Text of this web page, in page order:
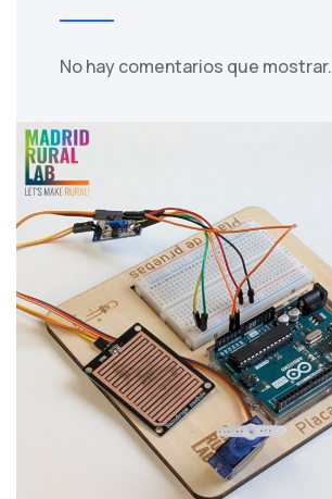
No hay comentarios que mostrar.